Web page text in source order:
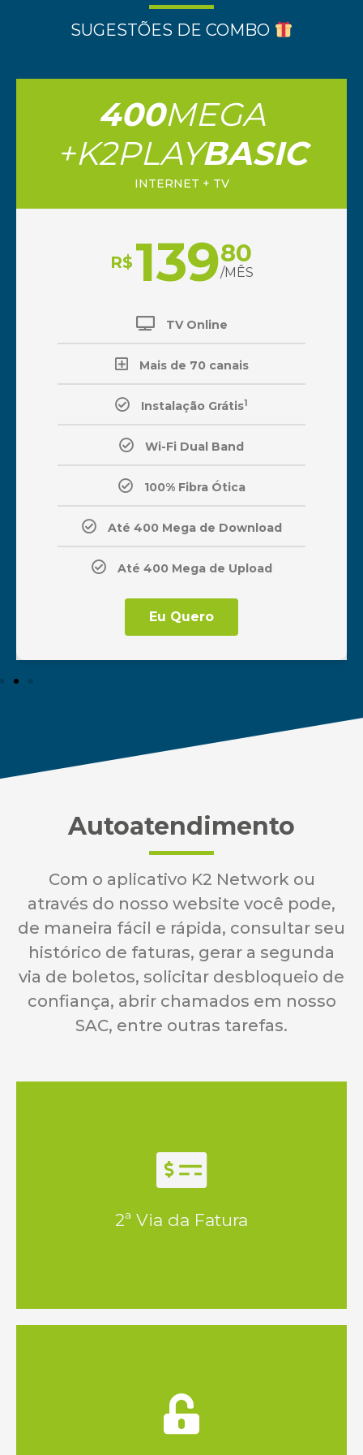
SUGESTÕES DE COMBO
400MEGA
+K2PLAYBASIC
INTERNET + TV
R$ 13980
/MÊS
TV Online
Mais de 70 canais
Instalação Grátis1
Wi-Fi Dual Band
100% Fibra Ótica
Até 400 Mega de Download
Até 400 Mega de Upload
Eu Quero
Autoatendimento
Com o aplicativo K2 Network ou
através do nosso website você pode,
de maneira fácil e rápida, consultar seu
histórico de faturas, gerar a segunda
via de boletos, solicitar desbloqueio de
confiança, abrir chamados em nosso
SAC, entre outras tarefas.
2ª Via da Fatura
Obtenha facilmente a segunda via de sua
fatura ou o seu histórico de pagamentos.
Clique
Clique